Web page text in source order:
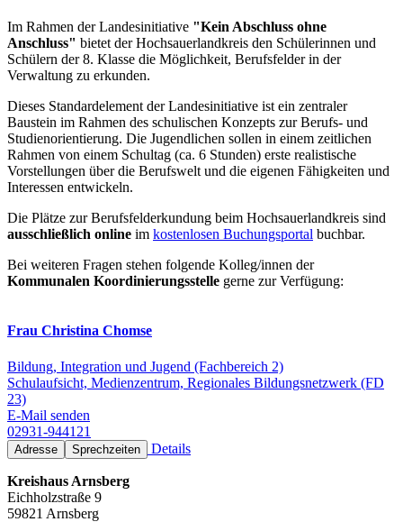
Im Rahmen der Landesinitiative "Kein Abschluss ohne
Anschluss" bietet der Hochsauerlandkreis den Schülerinnen und
Schülern der 8. Klasse die Möglichkeit, Berufsfelder in der
Verwaltung zu erkunden.
Dieses Standardelement der Landesinitiative ist ein zentraler
Baustein im Rahmen des schulischen Konzepts zur Berufs- und
Studienorientierung. Die Jugendlichen sollen in einem zeitlichen
Rahmen von einem Schultag (ca. 6 Stunden) erste realistische
Vorstellungen über die Berufswelt und die eigenen Fähigkeiten und
Interessen entwickeln.
Die Plätze zur Berufsfelderkundung beim Hochsauerlandkreis sind
ausschließlich online im kostenlosen Buchungsportal buchbar.
Bei weiteren Fragen stehen folgende Kolleg/innen der
Kommunalen Koordinierungsstelle gerne zur Verfügung:
Frau Christina Chomse
Bildung, Integration und Jugend (Fachbereich 2)
Schulaufsicht, Medienzentrum, Regionales Bildungsnetzwerk (FD
23)
E-Mail senden
02931-944121
Adresse Sprechzeiten Details
Kreishaus Arnsberg
Eichholzstraße 9
59821 Arnsberg